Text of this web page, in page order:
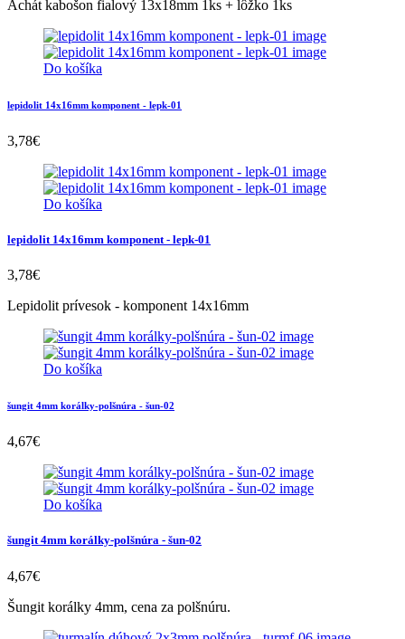
Achát kabošon fialový 13x18mm 1ks + lôžko 1ks
Do košíka
lepidolit 14x16mm komponent - lepk-01
3,78€
Do košíka
lepidolit 14x16mm komponent - lepk-01
3,78€
Lepidolit prívesok - komponent 14x16mm
Do košíka
šungit 4mm korálky-polšnúra - šun-02
4,67€
Do košíka
šungit 4mm korálky-polšnúra - šun-02
4,67€
Šungit korálky 4mm, cena za polšnúru.